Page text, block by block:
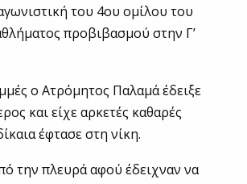
του 4ου ομίλου του
προβιβασμού στην Γ’
ο Ατρόμητος Παλαμά έδειξε
και είχε αρκετές καθαρές
έφτασε στη νίκη.
την πλευρά αφού έδειχναν να